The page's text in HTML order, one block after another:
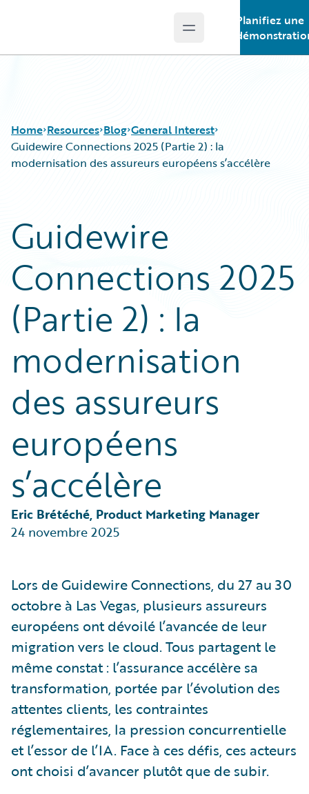
Open main menu
Planifiez une
Home Resources
Podcasts
Blog
Help and Support
Insurance Technology FAQ
Blog
Careers
Customer Viewpoint
Developers
General Interest
Partner Perspective
Technology
General Interest
Guidewire Connections 2025 (Partie 2) : la
modernisation des assureurs européens s’accélère
Guidewire
Connections 2025
(Partie 2) : la
modernisation
des assureurs
européens
s’accélère
Eric Brétéché, Product Marketing Manager
24 novembre 2025
Lors de Guidewire Connections, du 27 au 30
octobre à Las Vegas, plusieurs assureurs
européens ont dévoilé l’avancée de leur
migration vers le cloud. Tous partagent le
même constat : l’assurance accélère sa
transformation, portée par l’évolution des
attentes clients, les contraintes
réglementaires, la pression concurrentielle
et l’essor de l’IA. Face à ces défis, ces acteurs
ont choisi d’avancer plutôt que de subir.